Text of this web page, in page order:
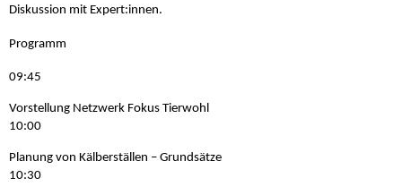
Diskussion mit Expert:innen.
Programm
09:45
Vorstellung Netzwerk Fokus Tierwohl
10:00
Planung von Kälberställen – Grundsätze
10:30